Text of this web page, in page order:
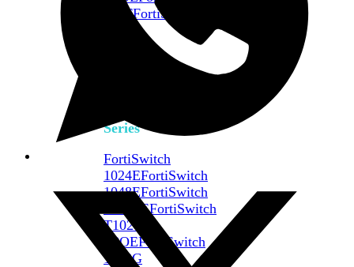
648FFortiSwitch
Series
FortiSwitch
1024EFortiSwitch
1048EFortiSwitch
T1024EFortiSwitch
T1024F-
FPOEFortiSwitch
1048G